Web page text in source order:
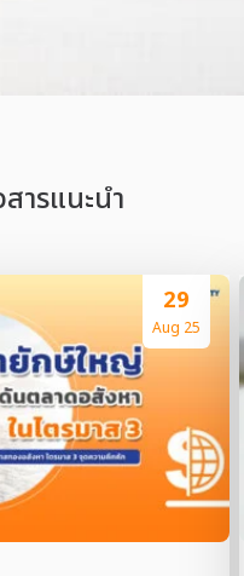
ารแนะนำ
29
Aug 25